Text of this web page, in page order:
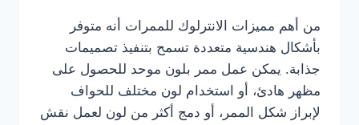
من أهم مميزات الانترلوك للممرات أنه متوفر
بأشكال هندسية متعددة تسمح بتنفيذ تصميمات
جذابة. يمكن عمل ممر بلون موحد للحصول على
مظهر هادئ، أو استخدام لون مختلف للحواف
لإبراز شكل الممر، أو دمج أكثر من لون لعمل نقش